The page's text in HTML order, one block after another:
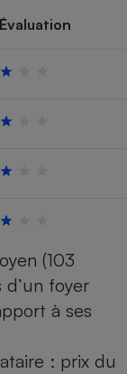
Évaluation
(103
foyer
à ses
: prix du
ménager